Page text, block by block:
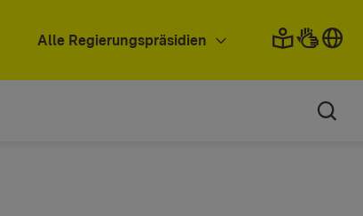
Alle Regierungspräsidien